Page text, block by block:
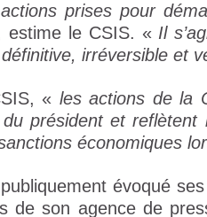
prises pour
estime le CSIS. « Il
irréversible et
« les actions de la
président et
économiques
évoqué
de son agence de